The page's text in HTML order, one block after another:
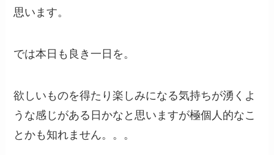
思います。
では本日も良き一日を。
欲しいものを得たり楽しみになる気持ちが湧くよ
うな感じがある日かなと思いますが極個人的なこ
とかも知れません。。。